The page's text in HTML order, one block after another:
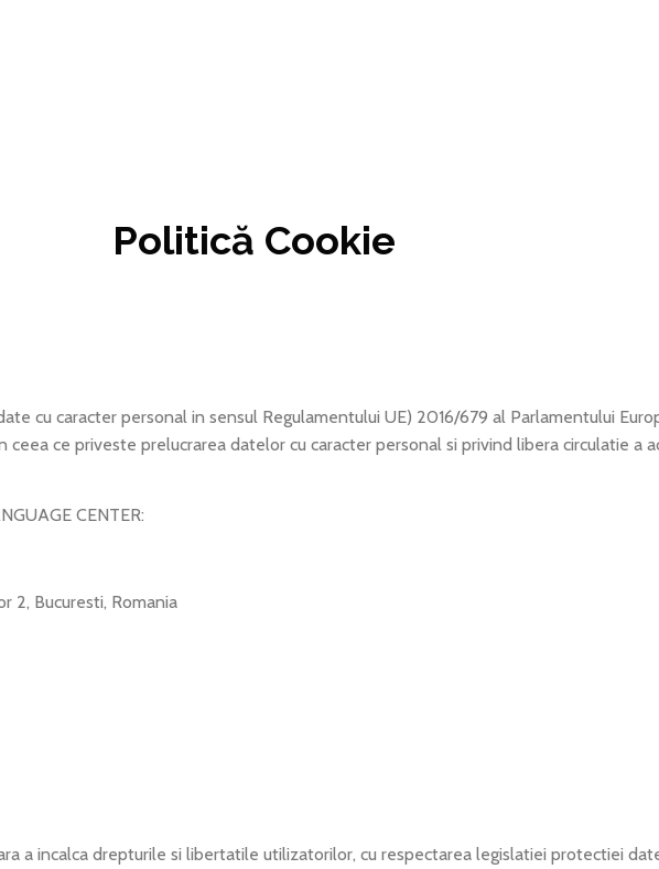
Politică Cookie
cu caracter personal in sensul Regulamentului UE) 2016/679 al Parlamentului
ce priveste prelucrarea datelor cu caracter personal si privind libera circulatie a
CENTER:
2, Bucuresti, Romania
a incalca drepturile si libertatile utilizatorilor, cu respectarea legislatiei protectiei